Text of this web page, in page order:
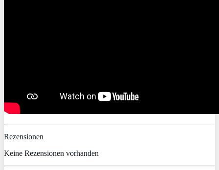
Rezensionen
Keine Rezensionen vorhanden